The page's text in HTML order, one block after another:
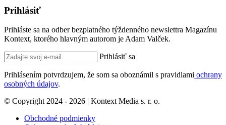
Prihlásiť
Prihláste sa na odber bezplatného týždenného newslettra Magazínu
Kontext, ktorého hlavným autorom je Adam Valček.
Prihlásiť sa
Prihlásením potvrdzujem, že som sa oboznámil s pravidlami ochrany
osobných údajov.
© Copyright 2024 - 2026 | Kontext Media s. r. o.
Obchodné podmienky